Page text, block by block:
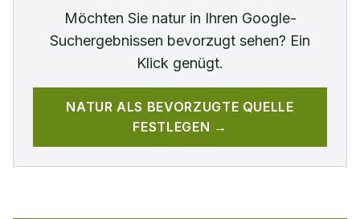
Möchten Sie naturin Ihren Google-
Suchergebnissen bevorzugt sehen? Ein
Klick genügt.
NATUR ALS BEVORZUGTE QUELLE
FESTLEGEN →